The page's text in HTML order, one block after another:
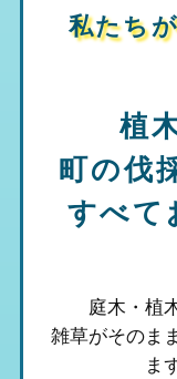
私たち
植
町の伐
すべて
庭木・植
雑草がそのまま
ま